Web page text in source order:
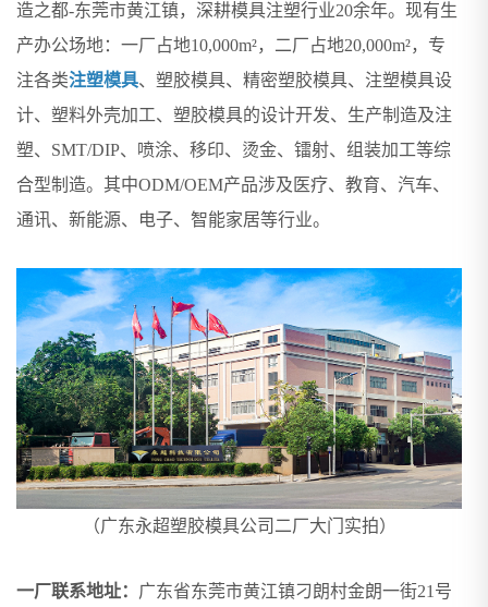
造之都-东莞市黄江镇，深耕模具注塑行业20余年。现有生
产办公场地：一厂占地10,000m²，二厂占地20,000m²，专
注各类注塑模具、塑胶模具、精密塑胶模具、注塑模具设
计、塑料外壳加工、塑胶模具的设计开发、生产制造及注
塑、SMT/DIP、喷涂、移印、烫金、镭射、组装加工等综
合型制造。其中ODM/OEM产品涉及医疗、教育、汽车、
通讯、新能源、电子、智能家居等行业。
（广东永超塑胶模具公司二厂大门实拍）
一厂联系地址： 广东省东莞市黄江镇刁朗村金朗一街21号